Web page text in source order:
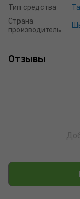
Тип средства
Страна
производитель
Отзывы